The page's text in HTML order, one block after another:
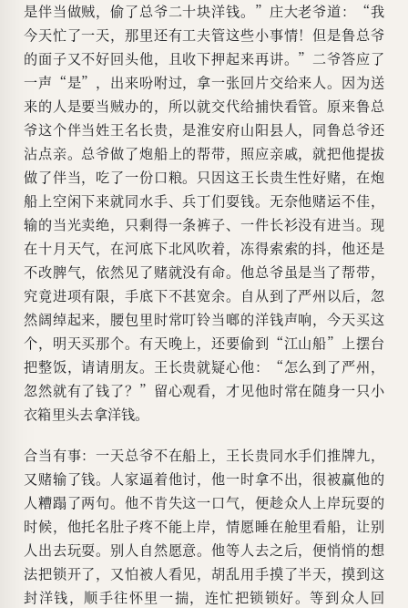
是伴当做贼，偷了总爷二十块洋钱。”庄大老爷道：“我
今天忙了一天，那里还有工夫管这些小事情！但是鲁总爷
的面子又不好回头他，且收下押起来再讲。”二爷答应了
一声“是”，出来吩咐过，拿一张回片交给来人。因为送
来的人是要当贼办的，所以就交代给捕快看管。原来鲁总
爷这个伴当姓王名长贵，是淮安府山阳县人，同鲁总爷还
沾点亲。总爷做了炮船上的帮带，照应亲戚，就把他提拔
做了伴当，吃了一份口粮。只因这王长贵生性好赌，在炮
船上空闲下来就同水手、兵丁们耍钱。无奈他赌运不佳，
输的当光卖绝，只剩得一条裤子、一件长衫没有进当。现
在十月天气，在河底下北风吹着，冻得索索的抖，他还是
不改脾气，依然见了赌就没有命。他总爷虽是当了帮带，
究竟进项有限，手底下不甚宽余。自从到了严州以后，忽
然阔绰起来，腰包里时常叮铃当啷的洋钱声响，今天买这
个，明天买那个。有天晚上，还要偷到“江山船”上摆台
把整饭，请请朋友。王长贵就疑心他：“怎么到了严州，
忽然就有了钱了？”留心观看，才见他时常在随身一只小
衣箱里头去拿洋钱。
合当有事：一天总爷不在船上，王长贵同水手们推牌九，
又赌输了钱。人家逼着他讨，他一时拿不出，很被赢他的
人糟蹋了两句。他不肯失这一口气，便趁众人上岸玩耍的
时候，他托名肚子疼不能上岸，情愿睡在舱里看船，让别
人出去玩耍。别人自然愿意。他等人去之后，便悄悄的想
法把锁开了，又怕被人看见，胡乱用手摸了半天，摸到这
封洋钱，顺手往怀里一揣，连忙把锁锁好。等到众人回